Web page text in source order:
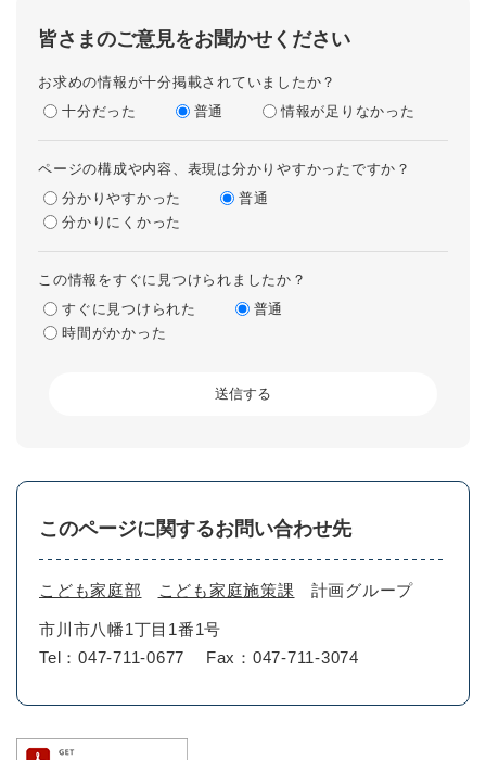
皆さまのご意見をお聞かせください
お求めの情報が十分掲載されていましたか？
十分だった
普通 情報が足りなかった
ページの構成や内容、表現は分かりやすかったですか？
分かりやすかった
普通
分かりにくかった
この情報をすぐに見つけられましたか？
すぐに見つけられた
普通
時間がかかった
このページに関するお問い合わせ先
こども家庭部 こども家庭施策課 計画グループ
市川市八幡1丁目1番1号
Tel：047-711-0677
Fax：047-711-3074